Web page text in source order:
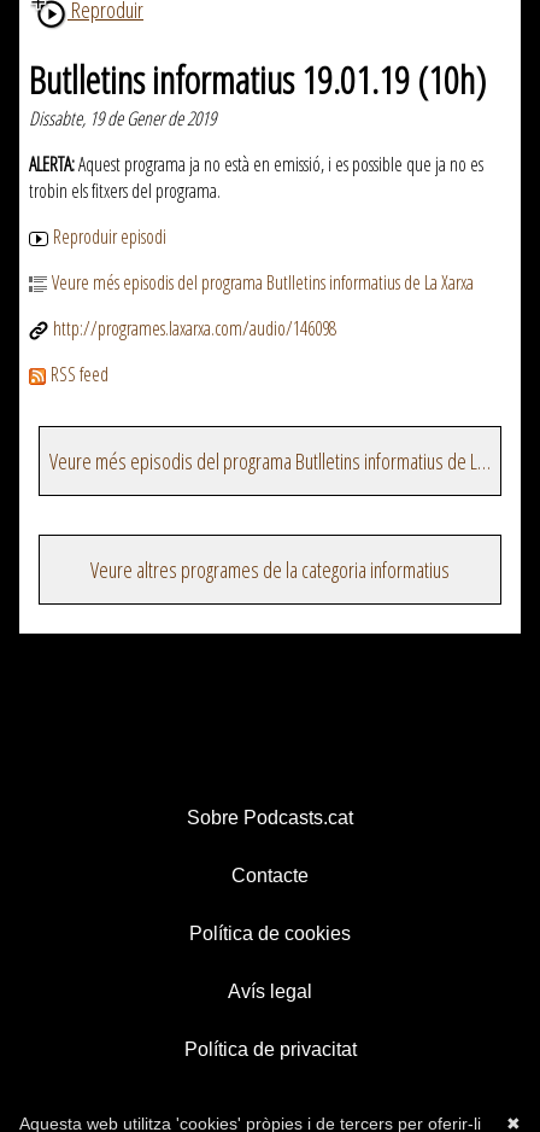
Reproduir
Butlletins informatius 19.01.19 (10h)
Dissabte, 19 de Gener de 2019
ALERTA:Aquest programa ja no està en emissió, i es possible que ja no es
trobin els fitxers del programa.
Reproduir episodi
Veure més episodis del programa Butlletins informatius de La Xarxa
http://programes.laxarxa.com/audio/146098
RSS feed
Veure més episodis del programa Butlletins informatius de La Xarxa
Veure altres programes de la categoria informatius
Sobre Podcasts.cat
Contacte
Política de cookies
Avís legal
Política de privacitat
✖
Aquesta web utilitza 'cookies' pròpies i de tercers per oferir-li